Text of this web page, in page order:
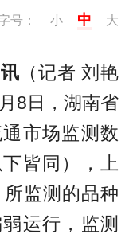
号： 小 中 大
（记者 刘艳
8日，湖南省
市场监测数
皆同），上
监测的品种
运行，监测